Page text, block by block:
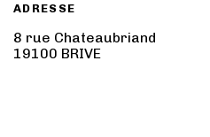
ADRESSE
8 rue Chateaubriand
19100 BRIVE